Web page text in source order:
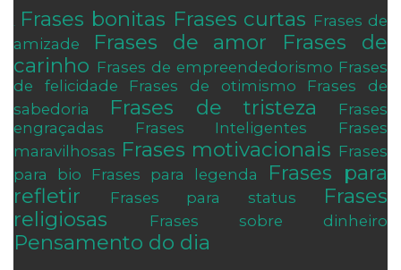
Frases bonitas Frases curtas Frases de
amizade
Frases de amor
Frases de
carinho Frases de empreendedorismo Frases
de felicidade
Frases de otimismo
Frases de
sabedoria
Frases de tristeza
Frases
engraçadas
Frases Inteligentes
Frases
maravilhosas Frases motivacionais Frases
para bio
Frases para legenda
Frases para
refletir
Frases para status
Frases
religiosas
Frases sobre dinheiro
Pensamento do dia